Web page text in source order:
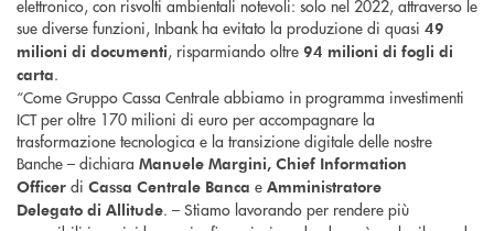
elettronico, con risvolti ambientali notevoli: solo nel 2022, attraverso le
sue diverse funzioni, Inbank ha evitato la produzione di quasi 49
milioni di documenti, risparmiando oltre 94 milioni di fogli di
carta.
“Come Gruppo Cassa Centrale abbiamo in programma investimenti
ICT per oltre 170 milioni di euro per accompagnare la
trasformazione tecnologica e la transizione digitale delle nostre
Banche – dichiara Manuele Margini, Chief Information
Officer di Cassa Centrale Banca e Amministratore
Delegato di Allitude. – Stiamo lavorando per rendere più